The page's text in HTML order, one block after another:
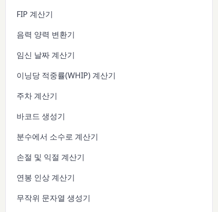
FIP 계산기
음력 양력 변환기
임신 날짜 계산기
이닝당 적중률(WHIP) 계산기
주차 계산기
바코드 생성기
분수에서 소수로 계산기
손절 및 익절 계산기
연봉 인상 계산기
무작위 문자열 생성기